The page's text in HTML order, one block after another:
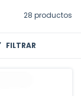
28 productos
FILTRAR